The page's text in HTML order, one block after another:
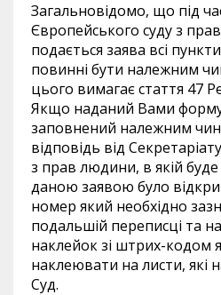
Загальновідомо, що під
Європейського суду з
подається заява всі
повинні бути належним
цього вимагає стаття 47
Якщо наданий Вами
заповнений належним
відповідь від
з прав людини, в якій
даною заявою було
номер який необхідно
подальшій переписці та
наклейок зі штрих-кодом
наклеювати на листи, які
Суд.